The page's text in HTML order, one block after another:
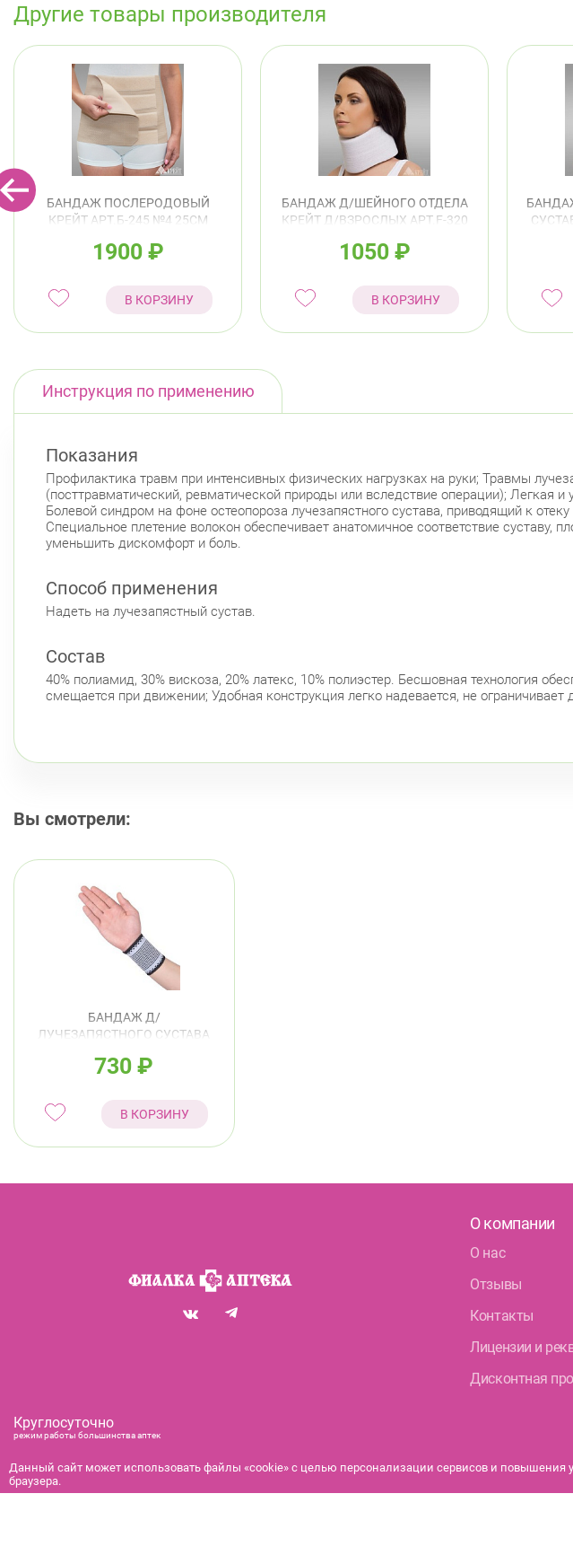
Другие товары производителя
БАНДАЖ ПОСЛЕРОДОВЫЙ
КРЕЙТ АРТ.Б-245 №4 25СМ
1900 ₽
В КОРЗИНУ
БАНДАЖ Д/ШЕЙНОГО ОТДЕЛА
КРЕЙТ Д/ВЗРОСЛЫХ АРТ.F-320
1050 ₽
В КОРЗИНУ
Инструкция по применению
Показания
Профилактика травм при интенсивных физических нагрузках на руки; Травмы
(посттравматический, ревматической природы или вследствие операции); Легкая
Болевой синдром на фоне остеопороза лучезапястного сустава, приводящий к
Специальное плетение волокон обеспечивает анатомичное соответствие
уменьшить дискомфорт и боль.
Способ применения
Надеть на лучезапястный сустав.
Состав
40% полиамид, 30% вискоза, 20% латекс, 10% полиэстер. Бесшовная технология
смещается при движении; Удобная конструкция легко надевается, не
Вы смотрели:
БАНДАЖ Д/
ЛУЧЕЗАПЯСТНОГО СУСТАВА
СЕРЫЙ
730₽
В КОРЗИНУ
О компании
О нас
Отзывы
Контакты
Лицензии и
Дисконтная
Круглосуточно
режим работы большинства аптек
+7 (812) 292-00-00
справочная служба с 9:00 до 21:00
Данный сайт может использовать файлы «cookie» с целью персонализации сервисов и повышения
браузера.